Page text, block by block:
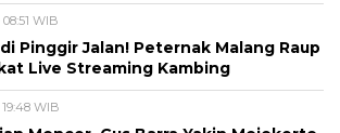
WIB
Pinggir Jalan! Peternak Malang Raup
Live Streaming Kambing
WIB